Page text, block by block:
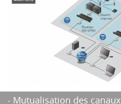
- Mutualisation des canaux